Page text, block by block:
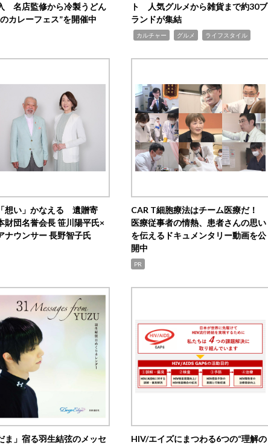
名店監修から冷製うどん
カレーフェス”を開催中
ト 人気グルメから雑貨まで約30ブ
ランドが集結
カルチャー グルメ ライフスタイル
想い」かなえる 遺贈寄
団名誉会長 笹川陽平氏×
ナウンサー 長野智子氏
CAR T細胞療法はチーム医療だ！
医療従事者の情熱、患者さんの思い
を伝えるドキュメンタリー動画を公
開中
PR
ま」宿る羽生結弦のメッセ
HIV/エイズにまつわる6つの“理解の